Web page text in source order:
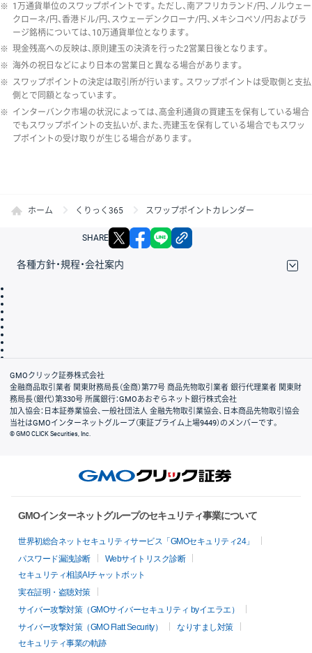
※ 1万通貨単位のスワップポイントです。ただし、南アフリカランド/円、ノルウェー
クローネ/円、香港ドル/円、スウェーデンクローナ/円、メキシコペソ/円およびラ
ージ銘柄については、10万通貨単位となります。
※ 現金残高への反映は、原則建玉の決済を行った2営業日後となります。
※ 海外の祝日などにより日本の営業日と異なる場合があります。
※ スワップポイントの決定は取引所が行います。スワップポイントは受取側と支払
側とで同額となっています。
※ インターバンク市場の状況によっては、高金利通貨の買建玉を保有している場合
でもスワップポイントの支払いが、また、売建玉を保有している場合でもスワッ
プポイントの受け取りが生じる場合があります。
ホーム くりっく365 スワップポイントカレンダー
SHARE X facebook
各種方針・規程・会社案内
会社案内
GMOクリック証券株式会社
金融商品取引業者 関東財務局長（金商）第77号 商品先物取引業者 銀行代理業者 関東財
務局長（銀代）第330号 所属銀行：GMOあおぞらネット銀行株式会社
加入協会：日本証券業協会、一般社団法人 金融先物取引業協会、日本商品先物取引協会
当社はGMOインターネットグループ（東証プライム上場9449）のメンバーです。
© GMO CLICK Securities, Inc.
GMOインターネットグループのセキュリティ事業について
世界初総合ネットセキュリティサービス「GMOセキュリティ24」
パスワード漏洩診断
Webサイトリスク診断
セキュリティ相談AIチャットボット
実在証明・盗聴対策
サイバー攻撃対策（GMOサイバーセキュリティ byイエラエ）
サイバー攻撃対策（GMO Flatt Security）
なりすまし対策
セキュリティ事業の軌跡